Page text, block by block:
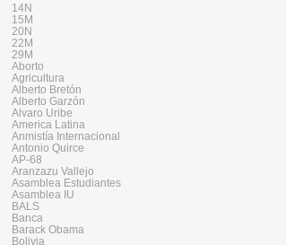
14N
15M
20N
22M
29M
Aborto
Agricultura
Alberto Bretón
Alberto Garzón
Alvaro Uribe
America Latina
Anmistía Internacional
Antonio Quirce
AP-68
Aranzazu Vallejo
Asamblea Estudiantes
Asamblea IU
BALS
Banca
Barack Obama
Bolivia